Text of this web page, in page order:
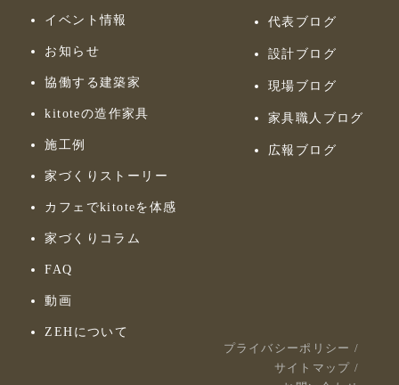
イベント情報
お知らせ
協働する建築家
kitoteの造作家具
施工例
家づくりストーリー
カフェでkitoteを体感
家づくりコラム
FAQ
動画
ZEHについて
代表ブログ
設計ブログ
現場ブログ
家具職人ブログ
広報ブログ
プライバシーポリシー /
サイトマップ /